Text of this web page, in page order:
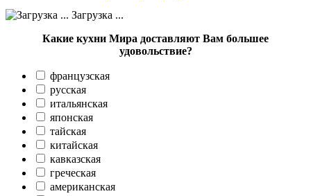
Загрузка ...
Какие кухни Мира доставляют Вам большее
удовольствие?
французская
русская
итальянская
японская
тайская
китайская
кавказская
греческая
американская